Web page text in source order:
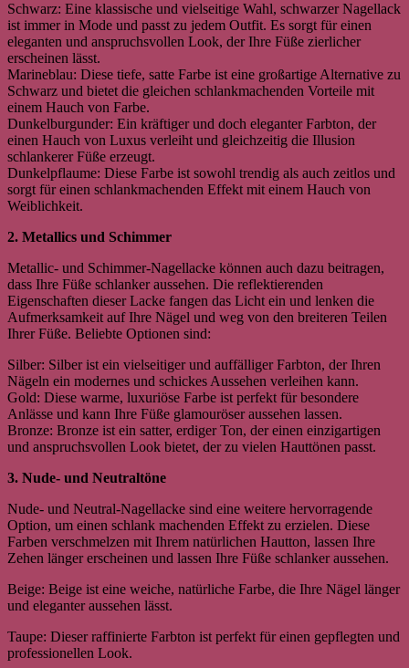
Schwarz: Eine klassische und vielseitige Wahl, schwarzer Nagellack
ist immer in Mode und passt zu jedem Outfit. Es sorgt für einen
eleganten und anspruchsvollen Look, der Ihre Füße zierlicher
erscheinen lässt.
Marineblau: Diese tiefe, satte Farbe ist eine großartige Alternative zu
Schwarz und bietet die gleichen schlankmachenden Vorteile mit
einem Hauch von Farbe.
Dunkelburgunder: Ein kräftiger und doch eleganter Farbton, der
einen Hauch von Luxus verleiht und gleichzeitig die Illusion
schlankerer Füße erzeugt.
Dunkelpflaume: Diese Farbe ist sowohl trendig als auch zeitlos und
sorgt für einen schlankmachenden Effekt mit einem Hauch von
Weiblichkeit.
2. Metallics und Schimmer
Metallic- und Schimmer-Nagellacke können auch dazu beitragen,
dass Ihre Füße schlanker aussehen. Die reflektierenden
Eigenschaften dieser Lacke fangen das Licht ein und lenken die
Aufmerksamkeit auf Ihre Nägel und weg von den breiteren Teilen
Ihrer Füße. Beliebte Optionen sind:
Silber: Silber ist ein vielseitiger und auffälliger Farbton, der Ihren
Nägeln ein modernes und schickes Aussehen verleihen kann.
Gold: Diese warme, luxuriöse Farbe ist perfekt für besondere
Anlässe und kann Ihre Füße glamouröser aussehen lassen.
Bronze: Bronze ist ein satter, erdiger Ton, der einen einzigartigen
und anspruchsvollen Look bietet, der zu vielen Hauttönen passt.
3. Nude- und Neutraltöne
Nude- und Neutral-Nagellacke sind eine weitere hervorragende
Option, um einen schlank machenden Effekt zu erzielen. Diese
Farben verschmelzen mit Ihrem natürlichen Hautton, lassen Ihre
Zehen länger erscheinen und lassen Ihre Füße schlanker aussehen.
Beige: Beige ist eine weiche, natürliche Farbe, die Ihre Nägel länger
und eleganter aussehen lässt.
Taupe: Dieser raffinierte Farbton ist perfekt für einen gepflegten und
professionellen Look.